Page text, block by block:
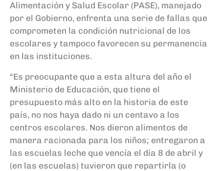
Alimentación y Salud Escolar (PASE), manejado
por el Gobierno, enfrenta una serie de fallas que
comprometen la condición nutricional de los
escolares y tampoco favorecen su permanencia
en las instituciones.
“Es preocupante que a esta altura del año el
Ministerio de Educación, que tiene el
presupuesto más alto en la historia de este
país, no nos haya dado ni un centavo a los
centros escolares. Nos dieron alimentos de
manera racionada para los niños; entregaron a
las escuelas leche que vencía el día 8 de abril y
(en las escuelas) tuvieron que repartirla (o